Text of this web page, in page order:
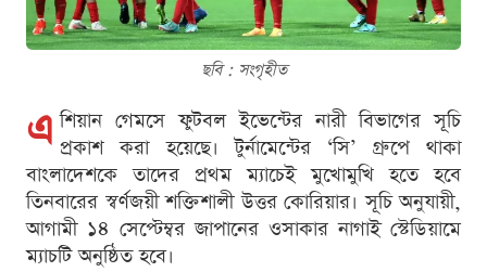
ছবি : সংগৃহীত
এ শিয়ান গেমসে ফুটবল ইভেন্টের নারী বিভাগের সূচি
প্রকাশ করা হয়েছে। টুর্নামেন্টের ‘সি’ গ্রুপে থাকা
বাংলাদেশকে তাদের প্রথম ম্যাচেই মুখোমুখি হতে হবে
তিনবারের স্বর্ণজয়ী শক্তিশালী উত্তর কোরিয়ার। সূচি অনুযায়ী,
আগামী ১৪ সেপ্টেম্বর জাপানের ওসাকার নাগাই স্টেডিয়ামে
ম্যাচটি অনুষ্ঠিত হবে।